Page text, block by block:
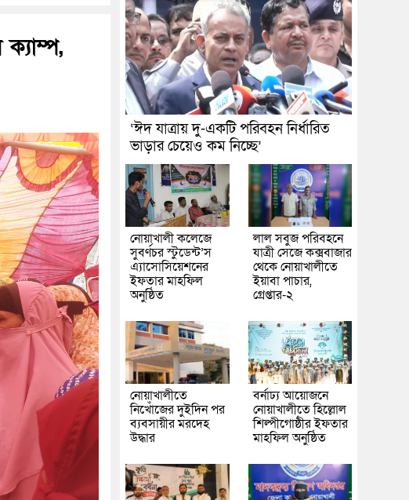
‘ঈদ যাত্রায় দু-একটি পরিবহন নির্ধারিত
ভাড়ার চেয়েও কম নিচ্ছে’
নোয়াখালী কলেজে
সুবর্ণচর স্টুডেন্ট’স
এ্যাসোসিয়েশনের
ইফতার মাহফিল
অনুষ্ঠিত
লাল সবুজ পরিবহনে
যাত্রী সেজে কক্সবাজার
থেকে নোয়াখালীতে
ইয়াবা পাচার,
গ্রেপ্তার-২
নোয়াখালীতে
নিখোঁজের দুইদিন পর
ব্যবসায়ীর মরদেহ
উদ্ধার
বর্নাঢ্য আয়োজনে
নোয়াখালীতে হিল্লোল
শিল্পীগোষ্ঠীর ইফতার
মাহফিল অনুষ্ঠিত